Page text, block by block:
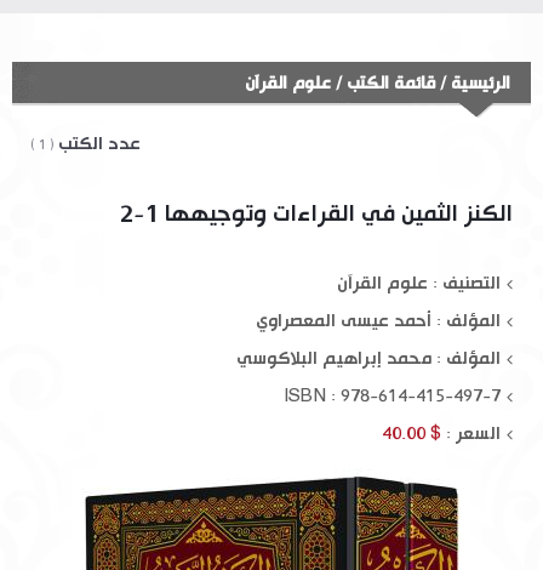
الرئيسية /قائمة الكتب/ علوم القرآن
عدد الكتب ( 1 )
الكنز الثمين في القراءات وتوجيهها 1-2
التصنيف : علوم القرآن
المؤلف : أحمد عيسى المعصراوي
المؤلف : محمد إبراهيم البلاكوسي
ISBN : 978-614-415-497-7
السعر : $ 40.00